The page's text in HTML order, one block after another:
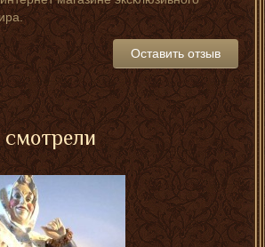
Оставить отзыв